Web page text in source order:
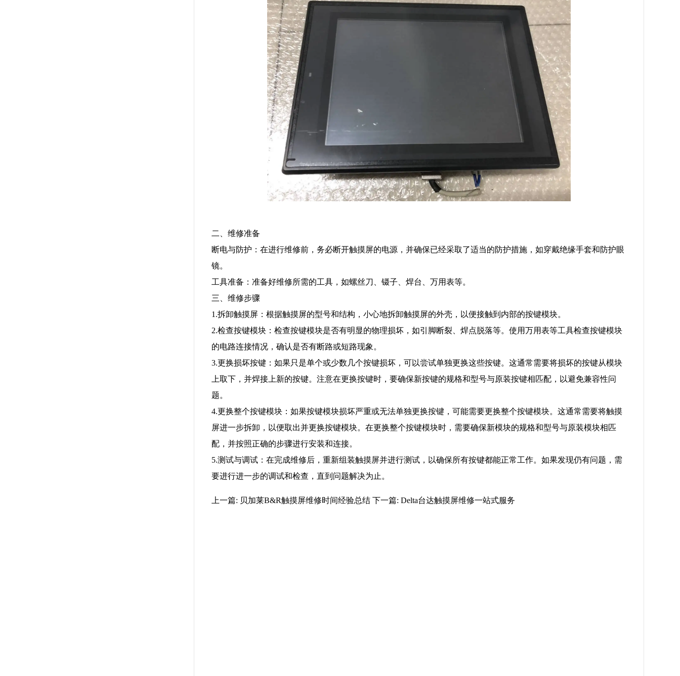
二、维修准备
断电与防护：在进行维修前，务必断开触摸屏的电源，并确保已经采取了适当的防护措施，如穿戴绝缘手套和防护眼
镜。
工具准备：准备好维修所需的工具，如螺丝刀、镊子、焊台、万用表等。
三、维修步骤
1.拆卸触摸屏：根据触摸屏的型号和结构，小心地拆卸触摸屏的外壳，以便接触到内部的按键模块。
2.检查按键模块：检查按键模块是否有明显的物理损坏，如引脚断裂、焊点脱落等。使用万用表等工具检查按键模块
的电路连接情况，确认是否有断路或短路现象。
3.更换损坏按键：如果只是单个或少数几个按键损坏，可以尝试单独更换这些按键。这通常需要将损坏的按键从模块
上取下，并焊接上新的按键。注意在更换按键时，要确保新按键的规格和型号与原装按键相匹配，以避免兼容性问
题。
4.更换整个按键模块：如果按键模块损坏严重或无法单独更换按键，可能需要更换整个按键模块。这通常需要将触摸
屏进一步拆卸，以便取出并更换按键模块。在更换整个按键模块时，需要确保新模块的规格和型号与原装模块相匹
配，并按照正确的步骤进行安装和连接。
5.测试与调试：在完成维修后，重新组装触摸屏并进行测试，以确保所有按键都能正常工作。如果发现仍有问题，需
要进行进一步的调试和检查，直到问题解决为止。
上一篇: 贝加莱B&R触摸屏维修时间经验总结下一篇: Delta台达触摸屏维修一站式服务